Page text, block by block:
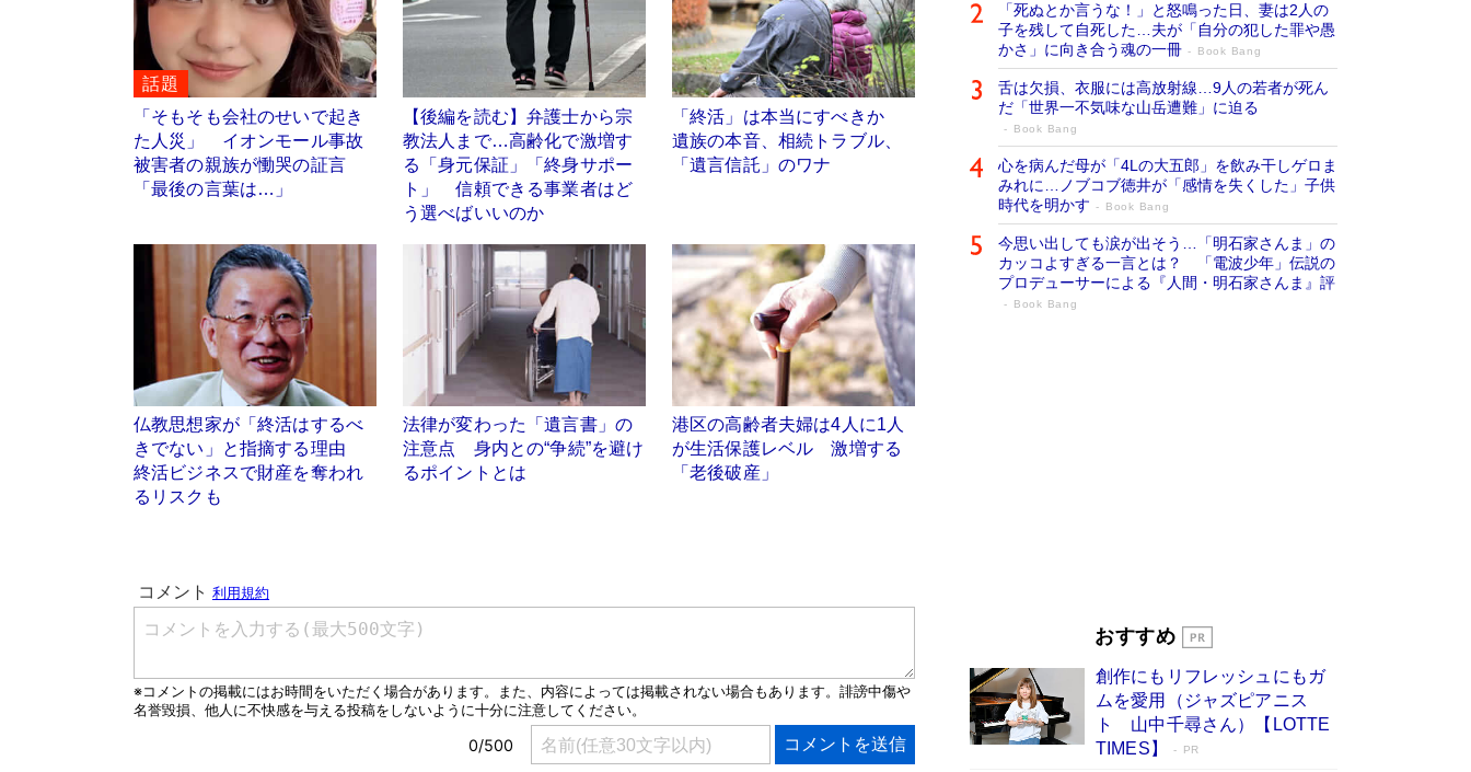
話題
「そもそも会社のせいで起き
た人災」 イオンモール事故
被害者の親族が慟哭の証言
「最後の言葉は…」
【後編を読む】弁護士から宗
教法人まで…高齢化で激増す
る「身元保証」「終身サポー
ト」 信頼できる事業者はど
う選べばいいのか
「終活」は本当にすべきか
遺族の本音、相続トラブル、
「遺言信託」のワナ
仏教思想家が「終活はするべ
きでない」と指摘する理由
終活ビジネスで財産を奪われ
るリスクも
法律が変わった「遺言書」の
注意点 身内との“争続”を避け
るポイントとは
港区の高齢者夫婦は4人に1人
が生活保護レベル 激増する
「老後破産」
「死ぬとか言うな！」と怒鳴った日、妻は2人の
子を残して自死した…夫が「自分の犯した罪や愚
かさ」に向き合う魂の一冊
Book Bang
舌は欠損、衣服には高放射線…9人の若者が死ん
だ「世界一不気味な山岳遭難」に迫る
Book Bang
心を病んだ母が「4Lの大五郎」を飲み干しゲロま
みれに…ノブコブ徳井が「感情を失くした」子供
時代を明かす
Book Bang
今思い出しても涙が出そう…「明石家さんま」の
カッコよすぎる一言とは？ 「電波少年」伝説の
プロデューサーによる『人間・明石家さんま』評
Book Bang
版には「宇宙で描かれたマンガ」も収録
友近氏、絶賛！ 鎌倉を舞台に、孤独を抱えた
人々が新たな一歩を踏み出す連作短篇集『海のほ
とりのプラネット』試し読み
Book Bang
おすすめ
創作にもリフレッシュにもガ
ムを愛用（ジャズピアニス
ト 山中千尋さん）【LOTTE
TIMES】
PR